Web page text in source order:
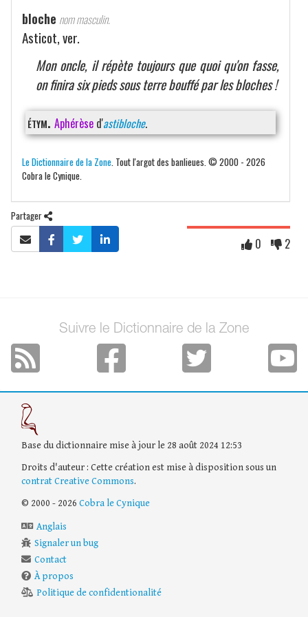
bloche nom masculin.
Asticot, ver.
Mon oncle, il répète toujours que quoi qu'on fasse,
on finira six pieds sous terre bouffé par les bloches !
étym. Aphérèse d'astibloche.
Le Dictionnaire de la Zone . Tout l'argot des banlieues. © 2000 - 2026
Cobra le Cynique.
Partager
0 2
Suivre le Dictionnaire de la Zone
Base du dictionnaire mise à jour le 28 août 2024 12:53
Droits d'auteur : Cette création est mise à disposition sous un
contrat Creative Commons.
© 2000 - 2026 Cobra le Cynique
Anglais
Signaler un bug
Contact
À propos
Politique de confidentionalité